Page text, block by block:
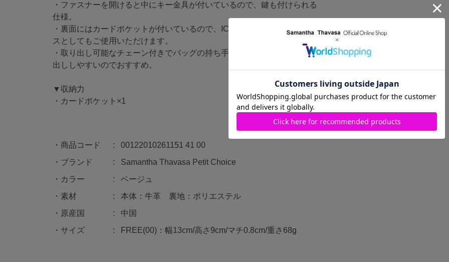
・ファスナーを開けると中にキー金具が付いているので、鍵も付けられる
仕様。
・裏面にはカードポケットが付いているので、ICカードを入れてパスケー
スとしてもご使用いただけます。
・取り出し可能なチェーン付きでバッグの持ち手に付けると、すぐに取り
出ししやすいのでおすすめ。
▼収納力
・カードポケット×1
商品コード
00122010261151 41 00
ブランド
Samantha Thavasa Petit Choice
カラー
ベージュ
素材
本体：牛革 裏地：ポリエステル
原産国
中国
サイズ
FREE(00)：幅13cm/高さ9cm/マチ0.8cm/重さ68g